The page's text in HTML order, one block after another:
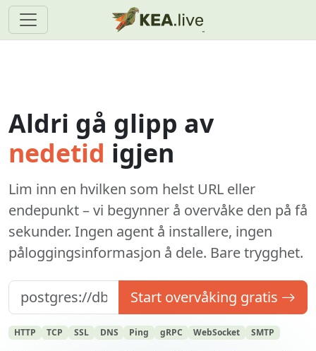
Aldri gå glipp av
nedetid igjen
Lim inn en hvilken som helst URL eller
endepunkt – vi begynner å overvåke den på få
sekunder. Ingen agent å installere, ingen
påloggingsinformasjon å dele. Bare trygghet.
Start overvåking gratis
HTTP TCP SSL DNS Ping gRPC WebSocket SMTP